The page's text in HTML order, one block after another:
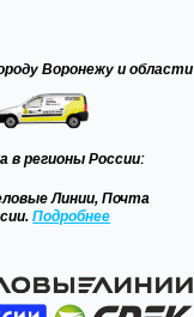
Воронежу и области
в регионы России:
Линии, Почта
Подробнее